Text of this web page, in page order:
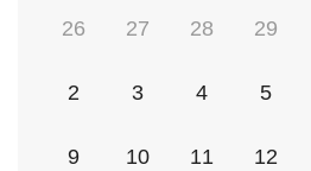
26 27 28 29
2 3 4 5
9 10 11 12